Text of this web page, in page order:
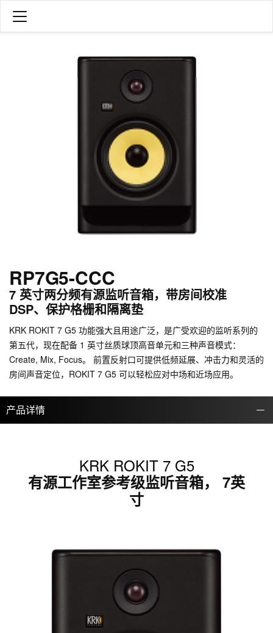
RP7G5-CCC
7 英寸两分频有源监听音箱，带房间校准
DSP、保护格栅和隔离垫
KRK ROKIT 7 G5 功能强大且用途广泛，是广受欢迎的监听系列的
第五代，现在配备 1 英寸丝质球顶高音单元和三种声音模式：
Create, Mix, Focus。 前置反射口可提供低频延展、冲击力和灵活的
房间声音定位，ROKIT 7 G5 可以轻松应对中场和近场应用。
产品详情
KRK ROKIT 7 G5
有源工作室参考级监听音箱， 7英
寸